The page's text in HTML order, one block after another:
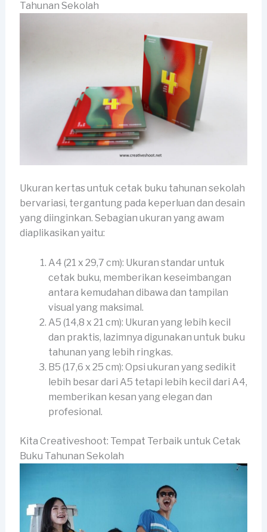
Tahunan Sekolah
Ukuran kertas untuk cetak buku tahunan sekolah
bervariasi, tergantung pada keperluan dan desain
yang diinginkan. Sebagian ukuran yang awam
diaplikasikan yaitu:
A4 (21 x 29,7 cm): Ukuran standar untuk
cetak buku, memberikan keseimbangan
antara kemudahan dibawa dan tampilan
visual yang maksimal.
A5 (14,8 x 21 cm): Ukuran yang lebih kecil
dan praktis, lazimnya digunakan untuk buku
tahunan yang lebih ringkas.
B5 (17,6 x 25 cm): Opsi ukuran yang sedikit
lebih besar dari A5 tetapi lebih kecil dari A4,
memberikan kesan yang elegan dan
profesional.
Kita Creativeshoot: Tempat Terbaik untuk Cetak
Buku Tahunan Sekolah